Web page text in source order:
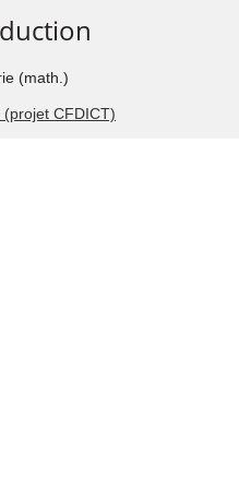
(math.)
(projet CFDICT)